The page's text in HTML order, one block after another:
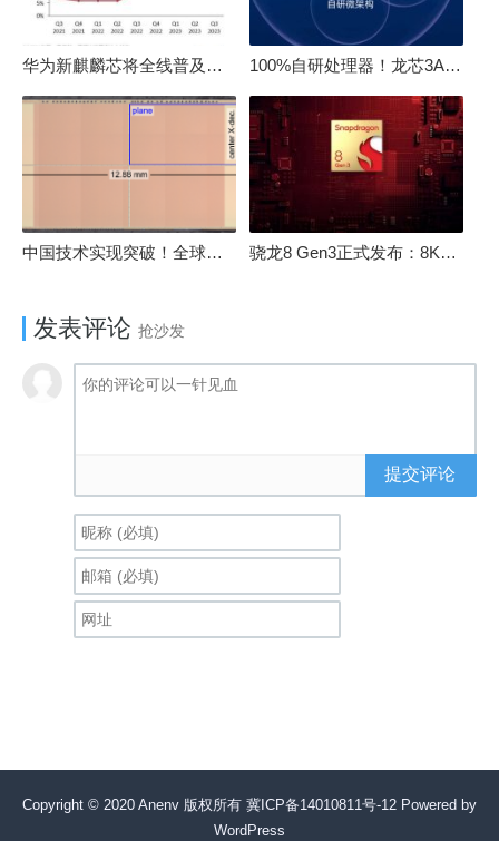
华为新麒麟芯将全线普及！高中低端全面采用 改写竞争格局 100%自研处理器！龙芯3A6000评测：与10代酷睿互有胜负
中国技术实现突破！全球最先进的3D NAND存储芯片被发现 骁龙8 Gen3正式发布：8K240手游成真！AI性能飙升98％
发表评论 抢沙发
提交评论
Copyright © 2020 Anenv 版权所有 冀ICP备14010811号-12 Powered by
WordPress